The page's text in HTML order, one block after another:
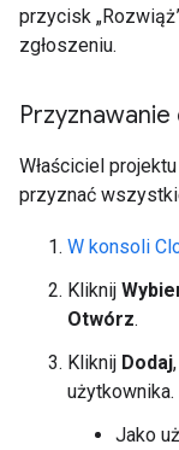
przycisk
zgłoszeniu.
Właściciel
przyznać
W konsoli
Kliknij
Otwórz.
Kliknij Dodaj
użytkownika.
Jako